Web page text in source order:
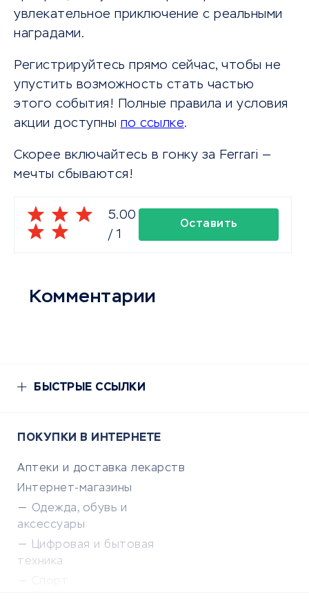
увлекательное приключение с реальными
наградами.
Регистрируйтесь прямо сейчас, чтобы не
упустить возможность стать частью
этого события! Полные правила и условия
акции доступны по ссылке.
Скорее включайтесь в гонку за Ferrari —
мечты сбываются!
5.00
/ 1
Оставить
Комментарии
БЫСТРЫЕ ССЫЛКИ
ПОКУПКИ В ИНТЕРНЕТЕ
Аптеки и доставка лекарств
Интернет-магазины
Одежда, обувь и
аксессуары
Цифровая и бытовая
техника